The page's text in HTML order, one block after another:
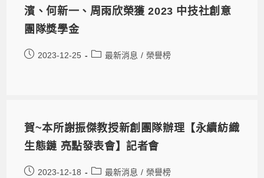
濱、何新一、周雨欣榮獲 2023 中技社創意
團隊獎學金
2023-12-25 最新消息 / 榮譽榜
賀~本所謝振傑教授新創團隊辦理【永續紡織
生態鏈 亮點發表會】記者會
2023-12-18 最新消息 / 榮譽榜